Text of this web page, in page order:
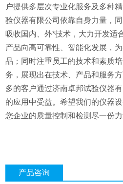
户提供多层次专业化服务及多种
验仪器有限公司依靠自身力量，
吸收国内、外*技术，大力开发适
产品向高可靠性、智能化发展，
品；同时注重员工的技术和素质
务，展现出在技术、产品和服务
多的客户通过济南卓邦试验仪器
的应用中受益。希望我们的仪器
您企业的质量控制和检测尽一份力
产品咨询